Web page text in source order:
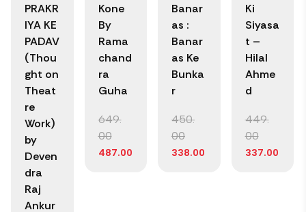
PRAKR
IYA KE
PADAV
(Thou
ght on
Theat
re
Work)
by
Deven
dra
Raj
Ankur
Kone
By
Rama
chand
ra
Guha
649.
00
487.00
Banar
as :
Banar
as Ke
Bunka
r
450.
00
338.00
Ki
Siyasa
t –
Hilal
Ahme
d
449.
00
337.00